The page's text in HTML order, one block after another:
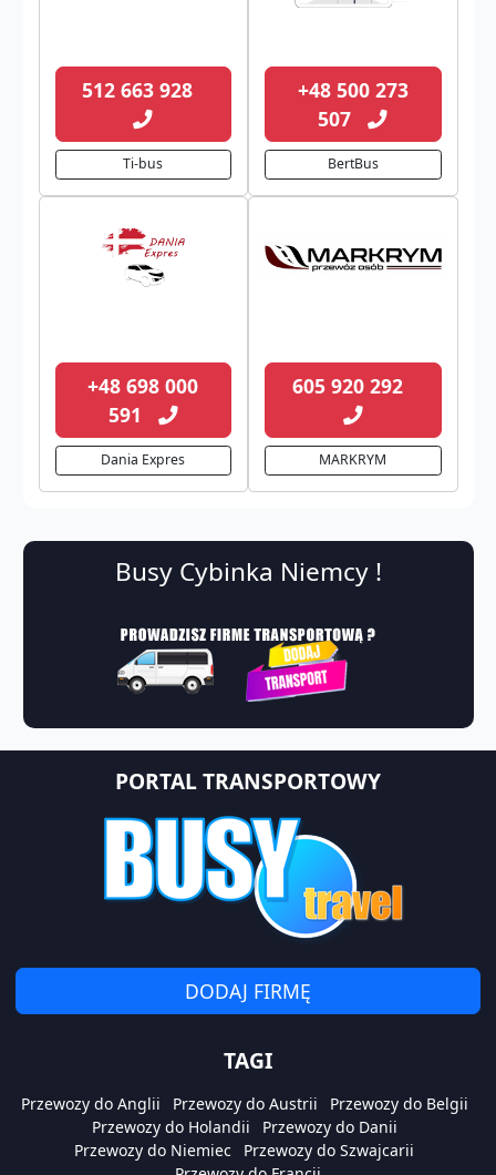
512 663 928
Ti-bus
+48 500 273
507
BertBus
+48 698 000
591
Dania Expres
605 920 292
MARKRYM
Busy Cybinka Niemcy !
PORTAL TRANSPORTOWY
DODAJ FIRMĘ
TAGI
Przewozy do Anglii Przewozy do Austrii
Przewozy do Belgii
Przewozy do Holandii
Przewozy do Danii
Przewozy do Niemiec
Przewozy do Szwajcarii